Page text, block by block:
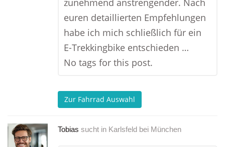
zunehmend anstrengender. Nach
euren detaillierten Empfehlungen
habe ich mich schließlich für ein
E-Trekkingbike entschieden …
No tags for this post.
Zur Fahrrad Auswahl
Tobias sucht in Karlsfeld bei München